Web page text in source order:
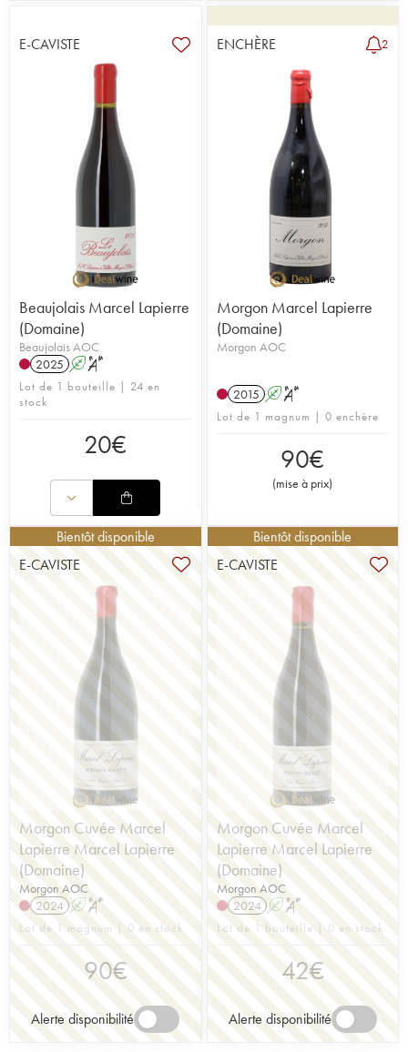
E-CAVISTE
Beaujolais Marcel Lapierre
(Domaine)
Beaujolais AOC
2025 A S
Lot de 1 bouteille | 24 en
stock
20€
ENCHÈRE 2
Morgon Marcel Lapierre
(Domaine)
Morgon AOC
2015 A S
Lot de 1 magnum | 0 enchère
90€
(mise à prix)
Bientôt disponible
E-CAVISTE
Morgon Cuvée Marcel
Lapierre Marcel Lapierre
(Domaine)
Morgon AOC
2024 A S
Lot de 1 magnum | 0 en stock
90€
Alerte disponibilité
Bientôt disponible
E-CAVISTE
Morgon Cuvée Marcel
Lapierre Marcel Lapierre
(Domaine)
Morgon AOC
2024 A S
Lot de 1 bouteille | 0 en stock
42€
Alerte disponibilité